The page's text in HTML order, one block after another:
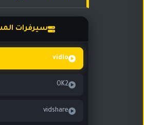
سيرفرات
vidlo
OK2
vidshare